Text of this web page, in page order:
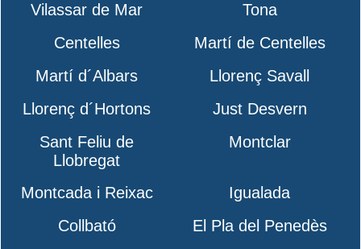
Vilassar de Mar
Tona
Centelles
Martí de Centelles
Martí d´Albars
Llorenç Savall
Llorenç d´Hortons
Just Desvern
Sant Feliu de
Llobregat
Montclar
Montcada i Reixac
Igualada
Collbató
El Pla del Penedès